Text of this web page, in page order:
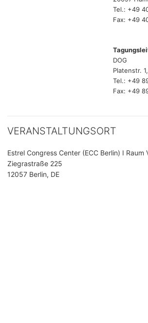
Tel.: +49
Fax: +49
DOG
Platenstr.
Tel.: +49
Fax: +49
VERANSTALTUNGSORT
Estrel Congress Center (ECC Berlin) I Raum
Ziegrastraße 225
12057 Berlin, DE